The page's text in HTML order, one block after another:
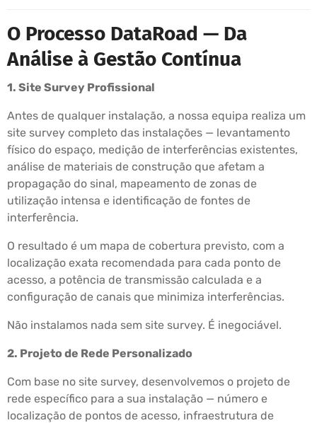
O Processo DataRoad — Da
Análise à Gestão Contínua
1. Site Survey Profissional
Antes de qualquer instalação, a nossa equipa realiza um
site survey completo das instalações — levantamento
físico do espaço, medição de interferências existentes,
análise de materiais de construção que afetam a
propagação do sinal, mapeamento de zonas de
utilização intensa e identificação de fontes de
interferência.
O resultado é um mapa de cobertura previsto, com a
localização exata recomendada para cada ponto de
acesso, a potência de transmissão calculada e a
configuração de canais que minimiza interferências.
Não instalamos nada sem site survey. É inegociável.
2. Projeto de Rede Personalizado
Com base no site survey, desenvolvemos o projeto de
rede específico para a sua instalação — número e
localização de pontos de acesso, infraestrutura de